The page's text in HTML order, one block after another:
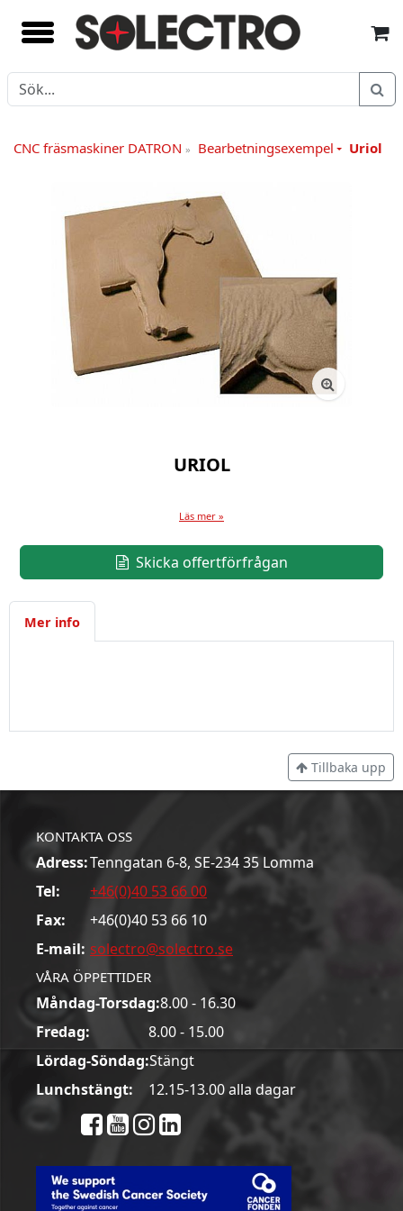
CNC fräsmaskiner DATRON» Bearbetningsexempel Uriol
URIOL
Läs mer »
Skicka offertförfrågan
Mer info
Tillbaka upp
KONTAKTA OSS
Adress:Tenngatan 6-8, SE-234 35 Lomma
Tel:
+46(0)40 53 66 00
Fax:
+46(0)40 53 66 10
E-mail: solectro@solectro.se
VÅRA ÖPPETTIDER
Måndag-Torsdag:8.00 - 16.30
Fredag:
8.00 - 15.00
Lördag-Söndag:Stängt
Lunchstängt:
12.15-13.00 alla dagar